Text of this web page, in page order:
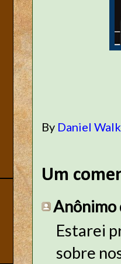
By Daniel
Um
Anônimo
Estarei
sobre